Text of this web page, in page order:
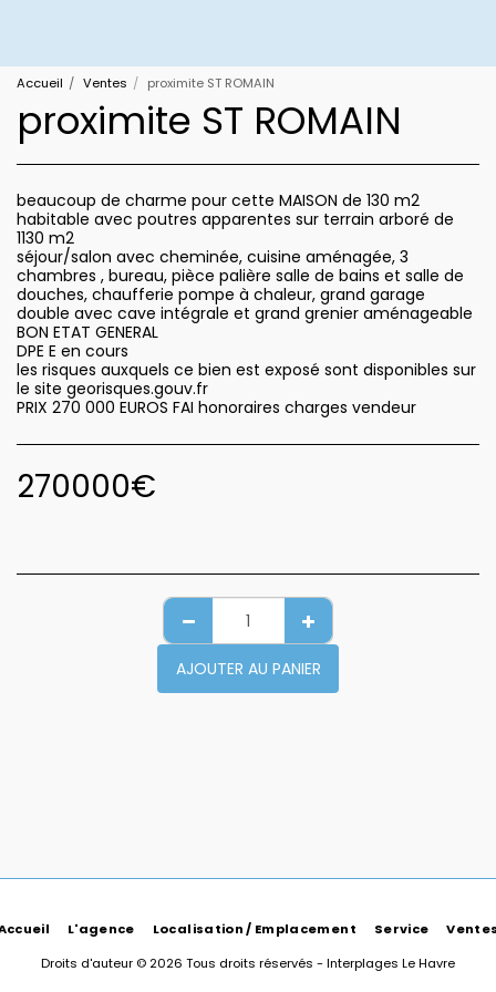
Accueil Ventes proximite ST ROMAIN
proximite ST ROMAIN
beaucoup de charme pour cette MAISON de 130 m2
habitable avec poutres apparentes sur terrain arboré de
1130 m2
séjour/salon avec cheminée, cuisine aménagée, 3
chambres , bureau, pièce palière salle de bains et salle de
douches, chaufferie pompe à chaleur, grand garage
double avec cave intégrale et grand grenier aménageable
BON ETAT GENERAL
DPE E en cours
les risques auxquels ce bien est exposé sont disponibles sur
le site georisques.gouv.fr
PRIX 270 000 EUROS FAI honoraires charges vendeur
270000€
AJOUTER AU PANIER
L'agence Localisation / Emplacement Service
Droits d'auteur © 2026 Tous droits réservés - Interplages Le Havre